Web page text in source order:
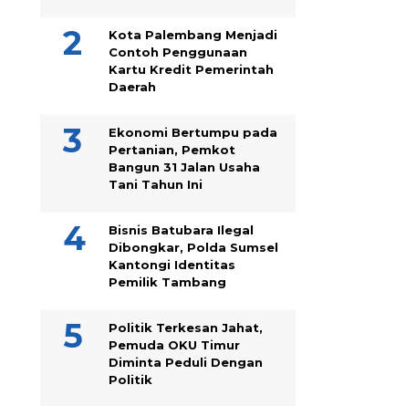
Kota Palembang Menjadi
Contoh Penggunaan
Kartu Kredit Pemerintah
Daerah
Ekonomi Bertumpu pada
Pertanian, Pemkot
Bangun 31 Jalan Usaha
Tani Tahun Ini
Bisnis Batubara Ilegal
Dibongkar, Polda Sumsel
Kantongi Identitas
Pemilik Tambang
Politik Terkesan Jahat,
Pemuda OKU Timur
Diminta Peduli Dengan
Politik